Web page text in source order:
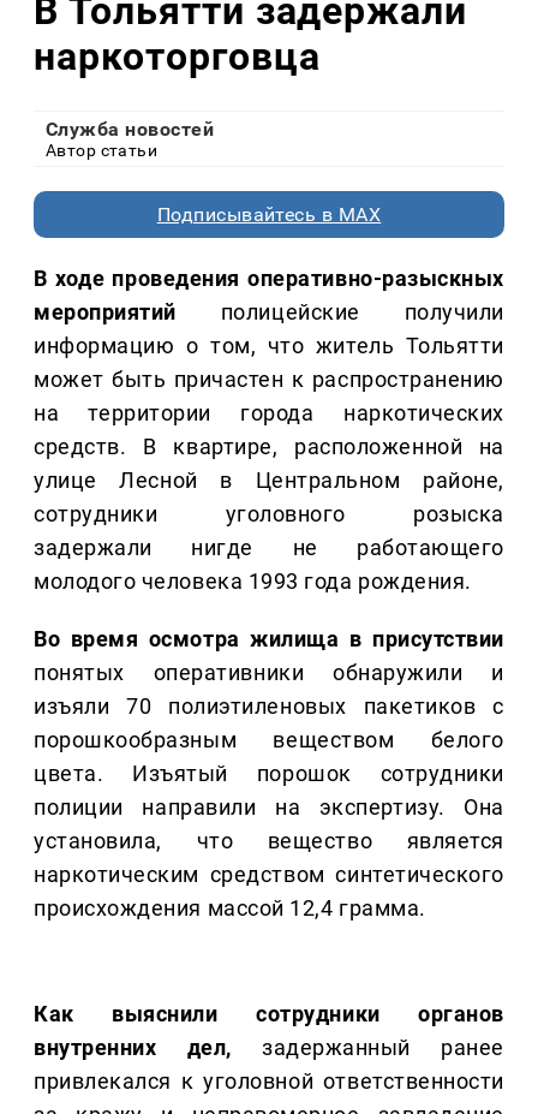
В Тольятти задержали
наркоторговца
Служба новостей
Автор статьи
Подписывайтесь в MAX
В ходе проведения оперативно-разыскных
мероприятий полицейские получили
информацию о том, что житель Тольятти
может быть причастен к распространению
на территории города наркотических
средств. В квартире, расположенной на
улице Лесной в Центральном районе,
сотрудники уголовного розыска
задержали нигде не работающего
молодого человека 1993 года рождения.
Во время осмотра жилища в присутствии
понятых оперативники обнаружили и
изъяли 70 полиэтиленовых пакетиков с
порошкообразным веществом белого
цвета. Изъятый порошок сотрудники
полиции направили на экспертизу. Она
установила, что вещество является
наркотическим средством синтетического
происхождения массой 12,4 грамма.
Как выяснили сотрудники органов
внутренних дел, задержанный ранее
привлекался к уголовной ответственности